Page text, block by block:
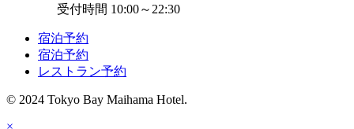
受付時間 10:00～22:30
宿泊予約
宿泊予約
レストラン予約
© 2024 Tokyo Bay Maihama Hotel.
×